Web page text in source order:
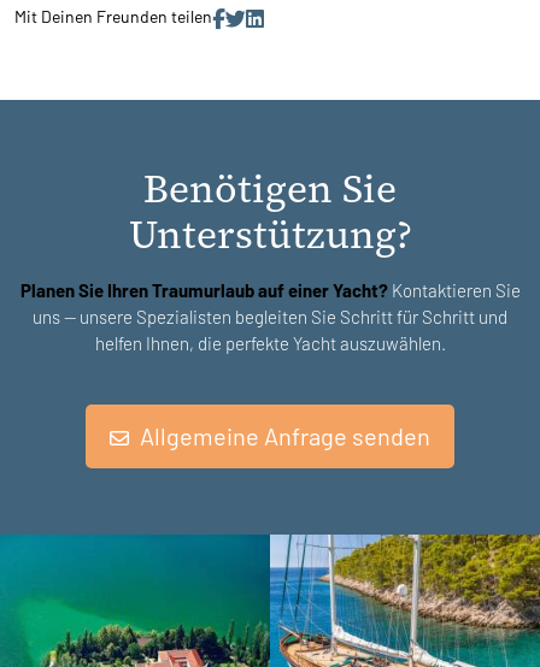
Mit Deinen Freunden teilen
Benötigen Sie
Unterstützung?
Planen Sie Ihren Traumurlaub auf einer Yacht? Kontaktieren Sie
uns — unsere Spezialisten begleiten Sie Schritt für Schritt und
helfen Ihnen, die perfekte Yacht auszuwählen.
Allgemeine Anfrage senden